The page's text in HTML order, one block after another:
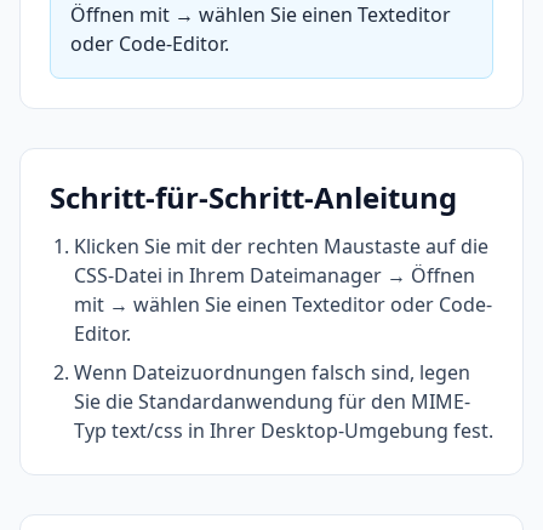
Öffnen mit → wählen Sie einen Texteditor
oder Code-Editor.
Schritt-für-Schritt-Anleitung
Klicken Sie mit der rechten Maustaste auf die
CSS-Datei in Ihrem Dateimanager → Öffnen
mit → wählen Sie einen Texteditor oder Code-
Editor.
Wenn Dateizuordnungen falsch sind, legen
Sie die Standardanwendung für den MIME-
Typ text/css in Ihrer Desktop-Umgebung fest.